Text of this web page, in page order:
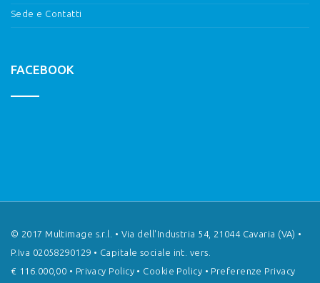
Sede e Contatti
FACEBOOK
© 2017 Multimage s.r.l. • Via dell'Industria 54, 21044 Cavaria (VA) •
P.Iva 02058290129 • Capitale sociale int. vers.
€ 116.000,00 • Privacy Policy• Cookie Policy • Preferenze Privacy